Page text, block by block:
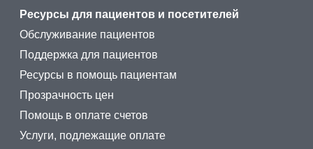
Ресурсы для пациентов и посетителей
Обслуживание пациентов
Поддержка для пациентов
Ресурсы в помощь пациентам
Прозрачность цен
Помощь в оплате счетов
Услуги, подлежащие оплате